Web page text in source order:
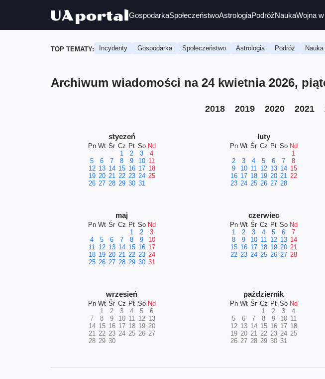
GospodarkaSpołeczeństwoAstrologiaPodróżNaukaWojna
TOP TEMATY: Incydenty Gospodarka Społeczeństwo Astrologia Podróż Nauka
Archiwum wiadomości na 24 kwietnia 2026,
2018 2019 2020 2021
styczeń
Pn Wt Śr Cz Pt So Nd
1
2 3
4
5
6 7 8 9 10 11
12 13 14 15 16 17 18
19 20 21 22 23 24 25
26 27 28 29 30 31
luty
Pn Wt Śr Cz Pt So Nd
1
2
3 4 5 6 7
8
9
10 11 12 13 14 15
16 17 18 19 20 21 22
23 24 25 26 27 28
maj
Pn Wt Śr Cz Pt So Nd
1
2
3
4
5 6 7 8 9
10
11 12 13 14 15 16 17
18 19 20 21 22 23 24
25 26 27 28 29 30 31
czerwiec
Pn Wt Śr Cz Pt So Nd
1
2 3 4 5 6
7
8
9 10 11 12 13 14
15 16 17 18 19 20 21
22 23 24 25 26 27 28
wrzesień
Pn Wt Śr Cz Pt So Nd
1
2 3 4 5
6
7
8 9 10 11 12 13
14 15 16 17 18 19 20
21 22 23 24 25 26 27
28 29 30
październik
Pn Wt Śr Cz Pt So Nd
1
2 3
4
5
6 7 8 9 10 11
12 13 14 15 16 17 18
19 20 21 22 23 24 25
26 27 28 29 30 31